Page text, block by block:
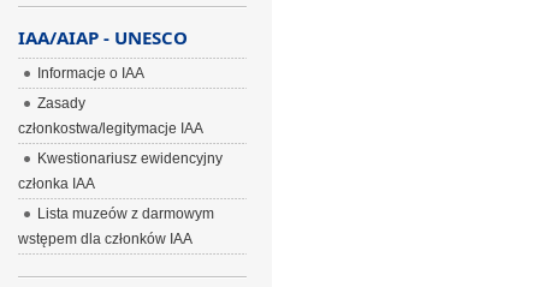
IAA/AIAP - UNESCO
Informacje o IAA
Zasady
członkostwa/legitymacje IAA
Kwestionariusz ewidencyjny
członka IAA
Lista muzeów z darmowym
wstępem dla członków IAA